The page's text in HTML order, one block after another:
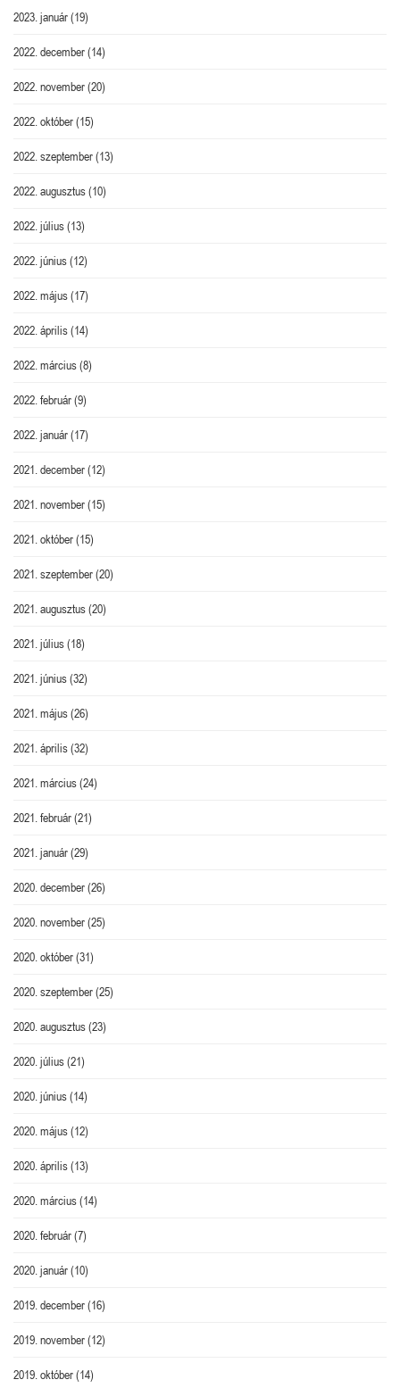
2023. január(19)
2022. december(14)
2022. november(20)
2022. október(15)
2022. szeptember(13)
2022. augusztus(10)
2022. július(13)
2022. június(12)
2022. május(17)
2022. április(14)
2022. március(8)
2022. február(9)
2022. január(17)
2021. december(12)
2021. november(15)
2021. október(15)
2021. szeptember(20)
2021. augusztus(20)
2021. július(18)
2021. június(32)
2021. május(26)
2021. április(32)
2021. március(24)
2021. február(21)
2021. január(29)
2020. december(26)
2020. november(25)
2020. október(31)
2020. szeptember(25)
2020. augusztus(23)
2020. július(21)
2020. június(14)
2020. május(12)
2020. április(13)
2020. március(14)
2020. február(7)
2020. január(10)
2019. december(16)
2019. november(12)
2019. október(14)